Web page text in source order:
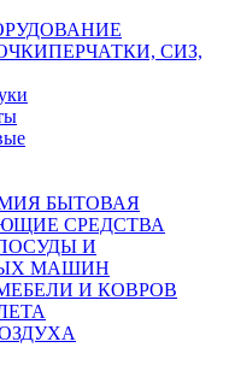
ПЕРЧАТКИ, СИЗ,
БЫТОВАЯ
СРЕДСТВА
И
МАШИН
И КОВРОВ